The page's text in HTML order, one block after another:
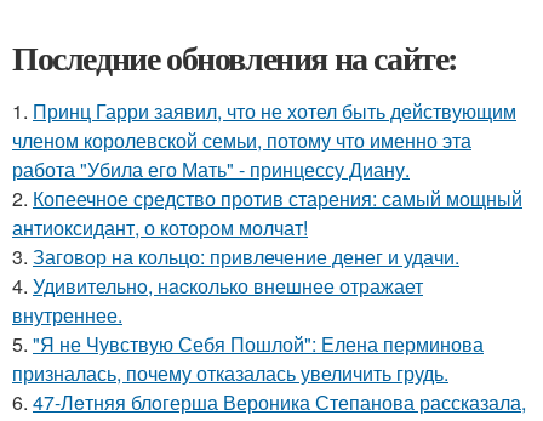
Последние обновления на сайте:
1. Принц Гарри заявил, что не хотел быть действующим
членом королевской семьи, потому что именно эта
работа "Убила его Мать" - принцессу Диану.
2. Копеечное средство против старения: самый мощный
антиоксидант, о котором молчат!
3. Заговор на кольцо: привлечение денег и удачи.
4. Удивительнo, нacколько внешнее отражает
внутреннее.
5. "Я не Чувствую Себя Пошлой": Елена перминова
призналась, почему отказалась увеличить грудь.
6. 47-Лeтняя блoгерша Вероника Степанова рассказала,